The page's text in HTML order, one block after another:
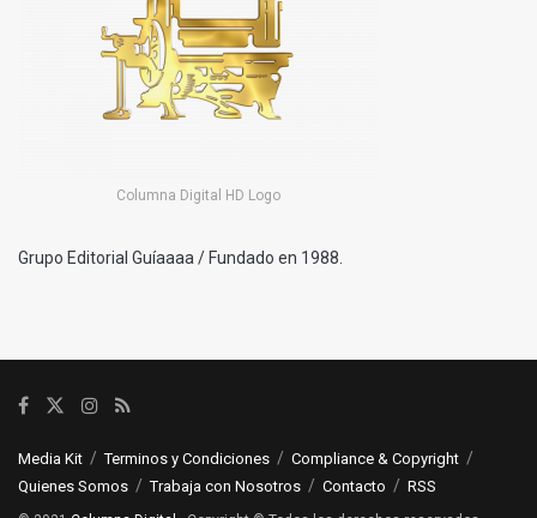
Columna Digital HD Logo
Grupo Editorial Guíaaaa / Fundado en 1988.
Media Kit Terminos y Condiciones
Compliance & Copyright
Quienes Somos
Trabaja con Nosotros Contacto RSS